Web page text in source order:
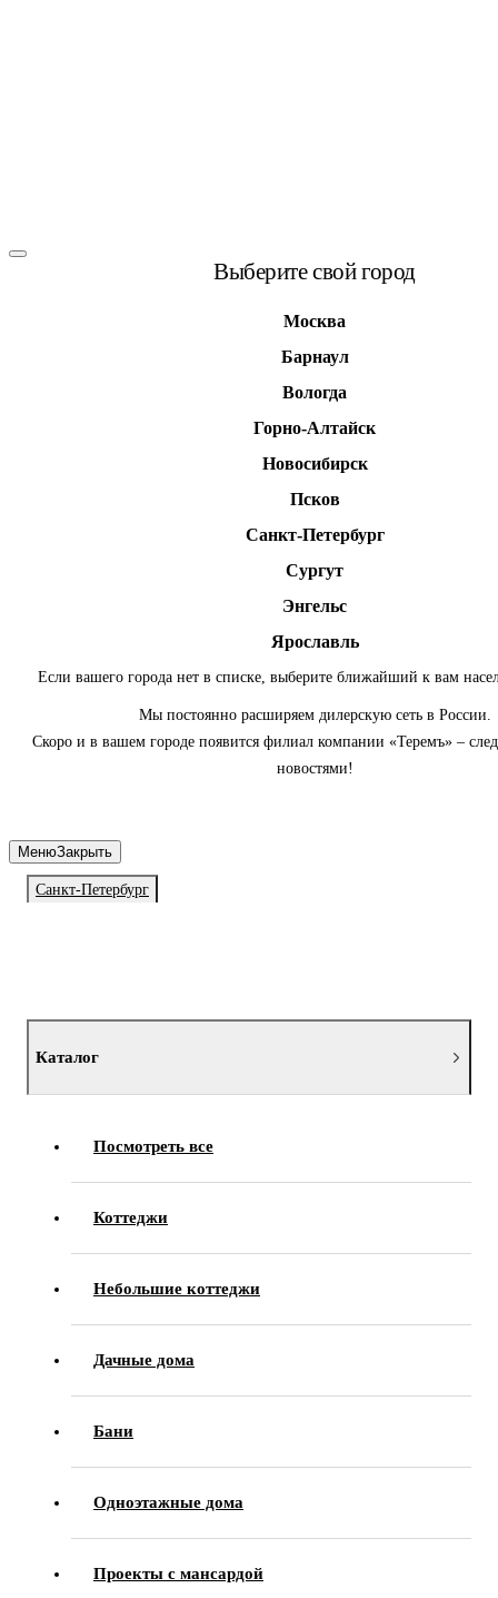
Выберите свой город
Москва
Барнаул
Вологда
Горно-Алтайск
Новосибирск
Псков
Санкт-Петербург
Сургут
Энгельс
Ярославль
Если вашего города нет в списке, выберите ближайший к вам
Мы постоянно расширяем дилерскую сеть в России.
Скоро и в вашем городе появится филиал компании «Теремъ» –
новостями!
Санкт-Петербург
МенюЗакрыть
Каталог
Посмотреть все
Коттеджи
Небольшие коттеджи
Дачные дома
Бани
Одноэтажные дома
Проекты с мансардой